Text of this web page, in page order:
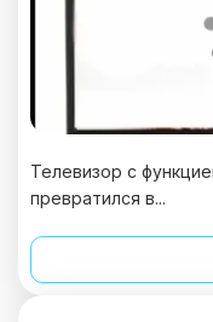
Телевизор с
превратился в...